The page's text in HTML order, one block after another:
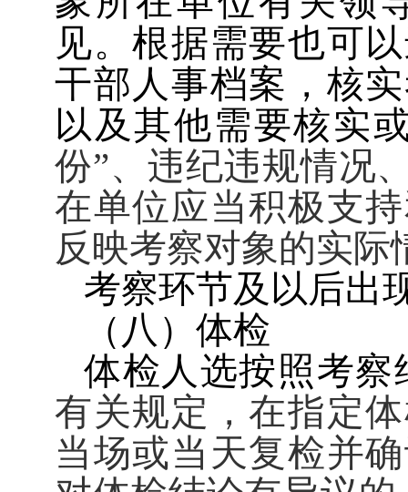
见。根据需要也可
干部人事档案，核
以及其他需要核实
份”、违纪违规情况
在单位应当积极支
反映考察对象的实际
考察环节及以后出
（八）体检
体检人选按照考察
有关规定，在指定
当场或当天复检并